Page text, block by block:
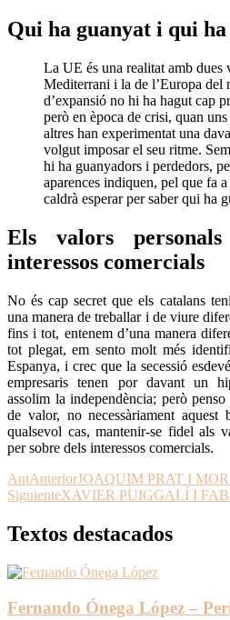
Qui ha guanyat i qui
La UE és una realitat amb dues
Mediterrani i la de l’Europa del
d’expansió no hi ha hagut cap
però en època de crisi, quan
altres han experimentat una
volgut imposar el seu ritme.
hi ha guanyadors i perdedors,
aparences indiquen, pel que fa
caldrà esperar per saber qui ha
Els valors
interessos comercials
No és cap secret que els catalans
una manera de treballar i de viure
fins i tot, entenem d’una manera
tot plegat, em sento molt més
Espanya, i crec que la secessió
empresaris tenen por davant un
assolim la independència; però
de valor, no necessàriament
qualsevol cas, mantenir-se fidel als
per sobre dels interessos comercials.
AntAnteriorJOAQUIM PRAT I
SiguienteXAVIER PUIGGALÍ I
Textos destacados
Fernando Ónega López –